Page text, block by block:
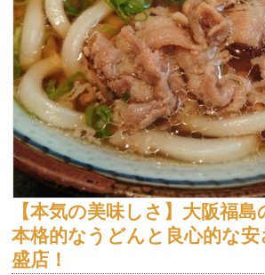
【本気の美味しさ】大阪福
本格的なうどんと良心的な
盛店！